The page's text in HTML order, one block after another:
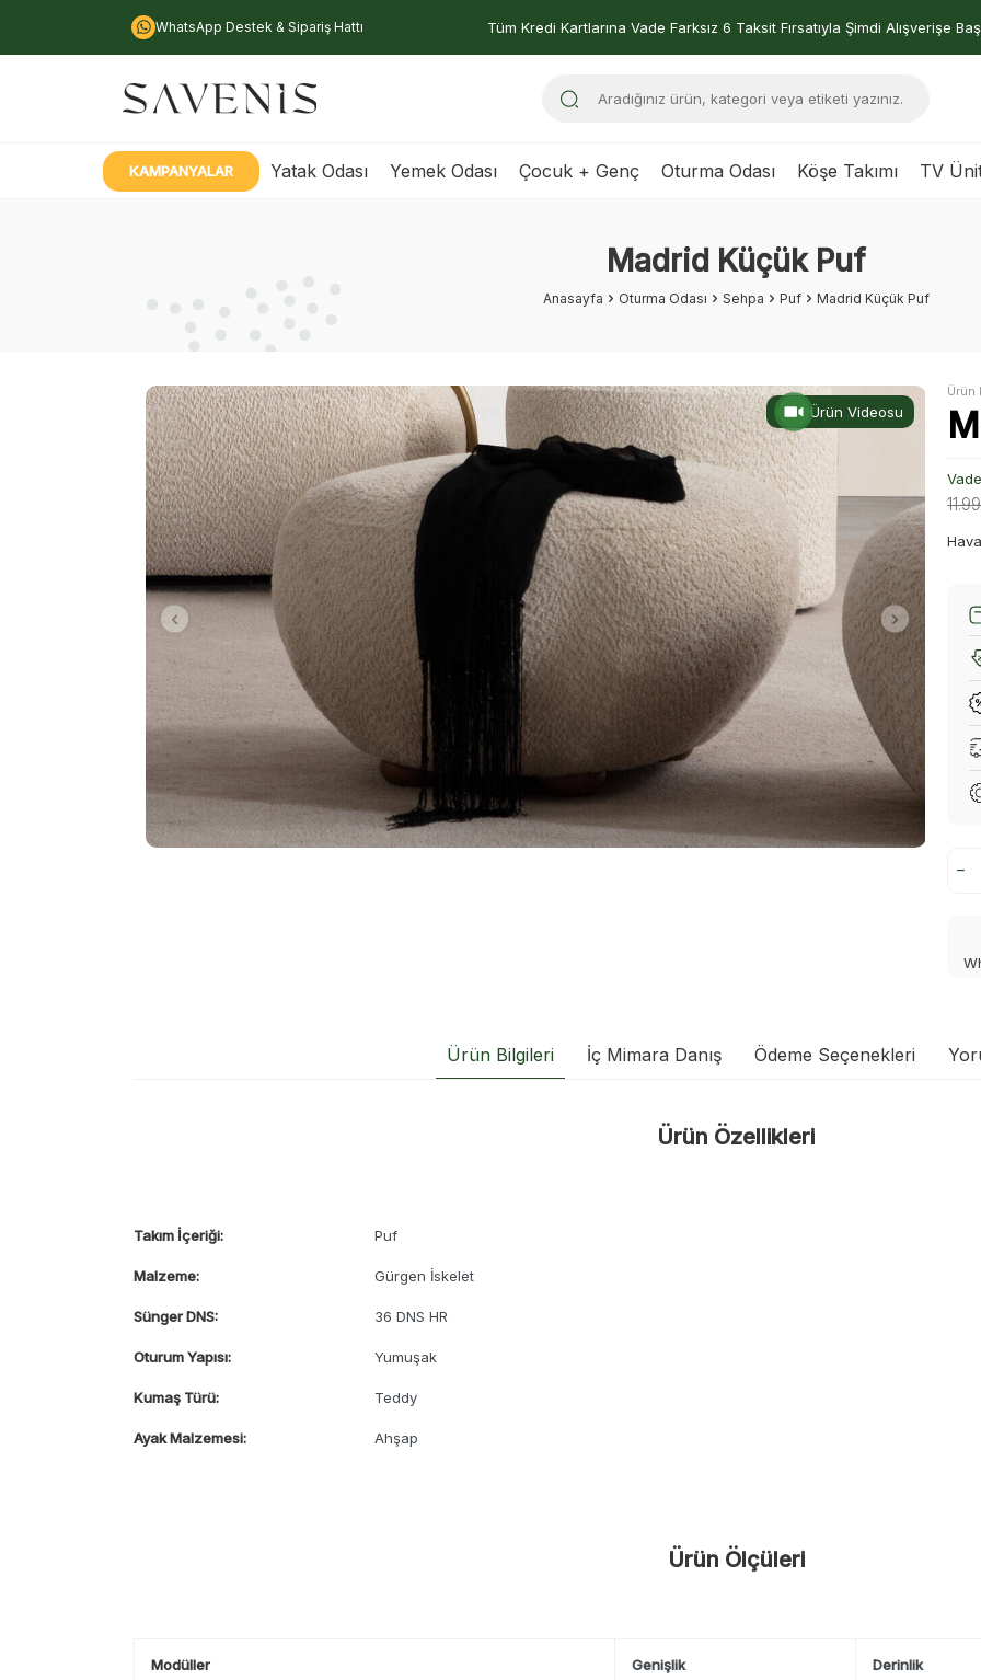
WhatsApp Destek & Sipariş Hattı Tüm Kredi Kartlarına Vade Farksız 6 Taksit Fırsatıyla Şimdi Alışverişe
KAMPANYALAR Yatak Odası Yemek Odası Çocuk + Genç Oturma Odası Köşe Takımı TV
Madrid Küçük Puf
Anasayfa Oturma Odası Sehpa Puf Madrid Küçük Puf
Ürün Videosu
Ürün
Ürün Bilgileri İç Mimara Danış Ödeme Seçenekleri
Ürün Özellikleri
Takım İçeriği: Puf
Malzeme: Gürgen İskelet
Sünger DNS: 36 DNS HR
Oturum Yapısı: Yumuşak
Kumaş Türü: Teddy
Ayak Malzemesi: Ahşap
Ürün Ölçüleri
Modüller Genişlik Derinlik